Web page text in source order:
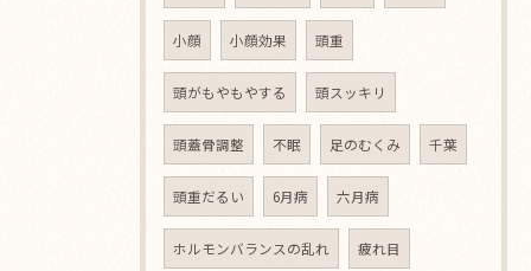
小顔 小顔効果 頭重
頭がもやもやする 頭スッキリ
頭蓋骨調整 不眠 足のむくみ 千葉
頭重だるい 6月病 六月病
ホルモンバランスの乱れ 疲れ目